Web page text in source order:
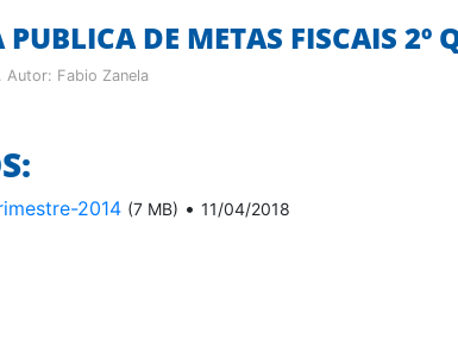
DE METAS FISCAIS 2º
. Autor: Fabio Zanela
2014 (7 MB) • 11/04/2018